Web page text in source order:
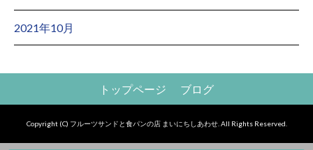
2021年10月
トップページ ブログ
Copyright (C) フルーツサンドと食パンの店 まいにちしあわせ. All Rights Reserved.